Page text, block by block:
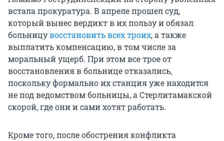
встала прокуратура. В апреле прошел суд,
который вынес вердикт в их пользу и обязал
больницувосстановить всех троих, а также
выплатить компенсацию, в том числе за
моральный ущерб. При этом все трое от
восстановления в больнице отказались,
поскольку формально их станция уже находится
не под ведомством больницы, а Стерлитамакской
скорой, где они и сами хотят работать.
Кроме того, после обострения конфликта